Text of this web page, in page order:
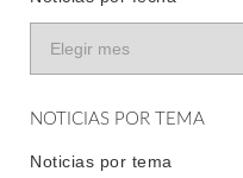
NOTICIAS POR TEMA
Noticias por tema